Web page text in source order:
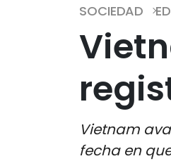
SOCIEDAD
Vietnam
fecha en